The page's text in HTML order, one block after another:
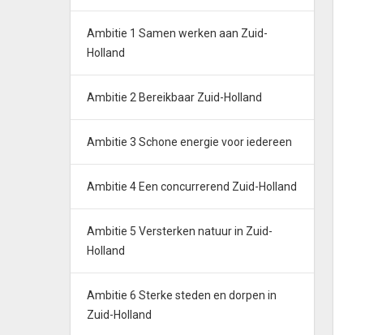
Ambitie 1 Samen werken aan Zuid-
Holland
Ambitie 2 Bereikbaar Zuid-Holland
Ambitie 3 Schone energie voor iedereen
Ambitie 4 Een concurrerend Zuid-Holland
Ambitie 5 Versterken natuur in Zuid-
Holland
Ambitie 6 Sterke steden en dorpen in
Zuid-Holland